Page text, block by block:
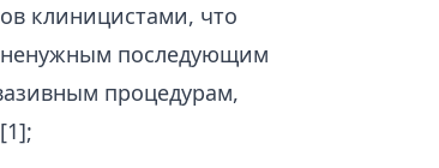
клиницистами, что
последующим
процедурам,